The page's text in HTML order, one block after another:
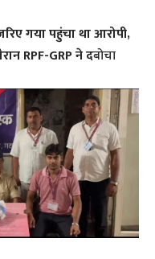
गया पहुंचा था आरोपी,
RPF-GRP ने दबोचा